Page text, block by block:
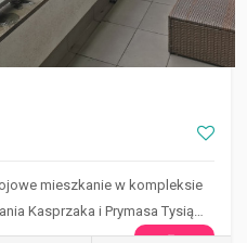
mieszkanie w kompleksie
Kasprzaka i Prymasa Tysią…